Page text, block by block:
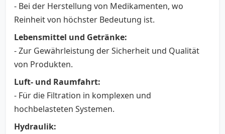
- Bei der Herstellung von Medikamenten, wo
Reinheit von höchster Bedeutung ist.
Lebensmittel und Getränke:
- Zur Gewährleistung der Sicherheit und Qualität
von Produkten.
Luft- und Raumfahrt:
- Für die Filtration in komplexen und
hochbelasteten Systemen.
Hydraulik: